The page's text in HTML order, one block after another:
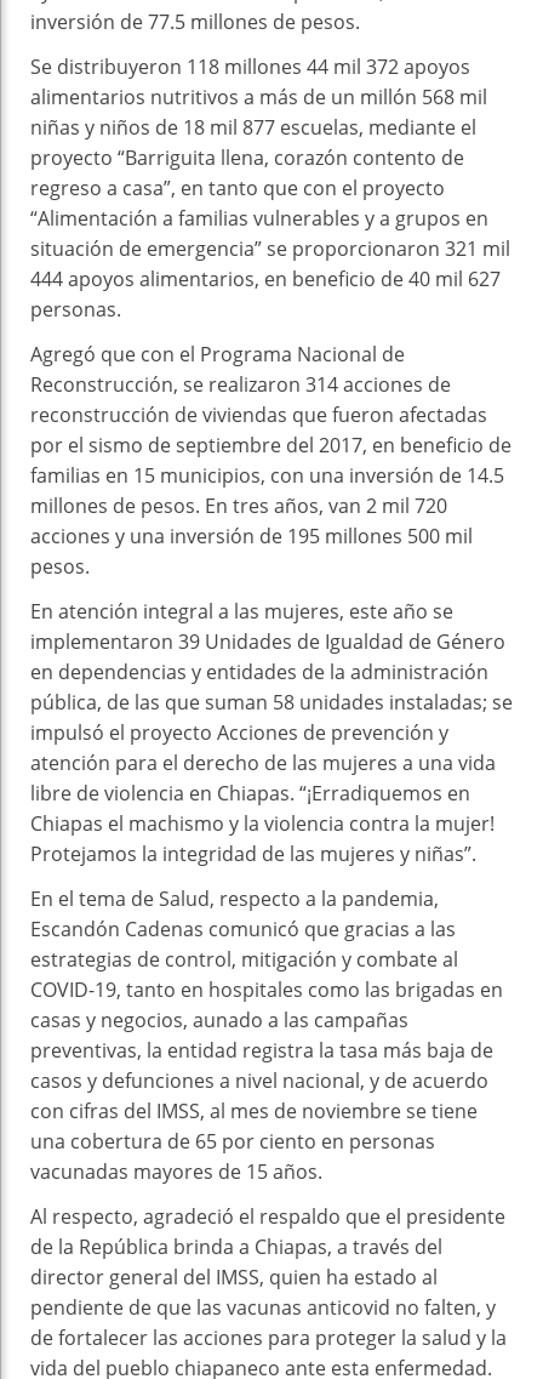
inversión de 77.5 millones de pesos.
Se distribuyeron 118 millones 44 mil 372 apoyos
alimentarios nutritivos a más de un millón 568 mil
niñas y niños de 18 mil 877 escuelas, mediante el
proyecto “Barriguita llena, corazón contento de
regreso a casa”, en tanto que con el proyecto
“Alimentación a familias vulnerables y a grupos en
situación de emergencia” se proporcionaron 321 mil
444 apoyos alimentarios, en beneficio de 40 mil 627
personas.
Agregó que con el Programa Nacional de
Reconstrucción, se realizaron 314 acciones de
reconstrucción de viviendas que fueron afectadas
por el sismo de septiembre del 2017, en beneficio de
familias en 15 municipios, con una inversión de 14.5
millones de pesos. En tres años, van 2 mil 720
acciones y una inversión de 195 millones 500 mil
pesos.
En atención integral a las mujeres, este año se
implementaron 39 Unidades de Igualdad de Género
en dependencias y entidades de la administración
pública, de las que suman 58 unidades instaladas; se
impulsó el proyecto Acciones de prevención y
atención para el derecho de las mujeres a una vida
libre de violencia en Chiapas. “¡Erradiquemos en
Chiapas el machismo y la violencia contra la mujer!
Protejamos la integridad de las mujeres y niñas”.
En el tema de Salud, respecto a la pandemia,
Escandón Cadenas comunicó que gracias a las
estrategias de control, mitigación y combate al
COVID-19, tanto en hospitales como las brigadas en
casas y negocios, aunado a las campañas
preventivas, la entidad registra la tasa más baja de
casos y defunciones a nivel nacional, y de acuerdo
con cifras del IMSS, al mes de noviembre se tiene
una cobertura de 65 por ciento en personas
vacunadas mayores de 15 años.
Al respecto, agradeció el respaldo que el presidente
de la República brinda a Chiapas, a través del
director general del IMSS, quien ha estado al
pendiente de que las vacunas anticovid no falten, y
de fortalecer las acciones para proteger la salud y la
vida del pueblo chiapaneco ante esta enfermedad.